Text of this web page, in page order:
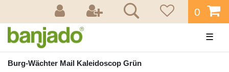
0
☰
Burg-Wächter Mail Kaleidoscop Grün